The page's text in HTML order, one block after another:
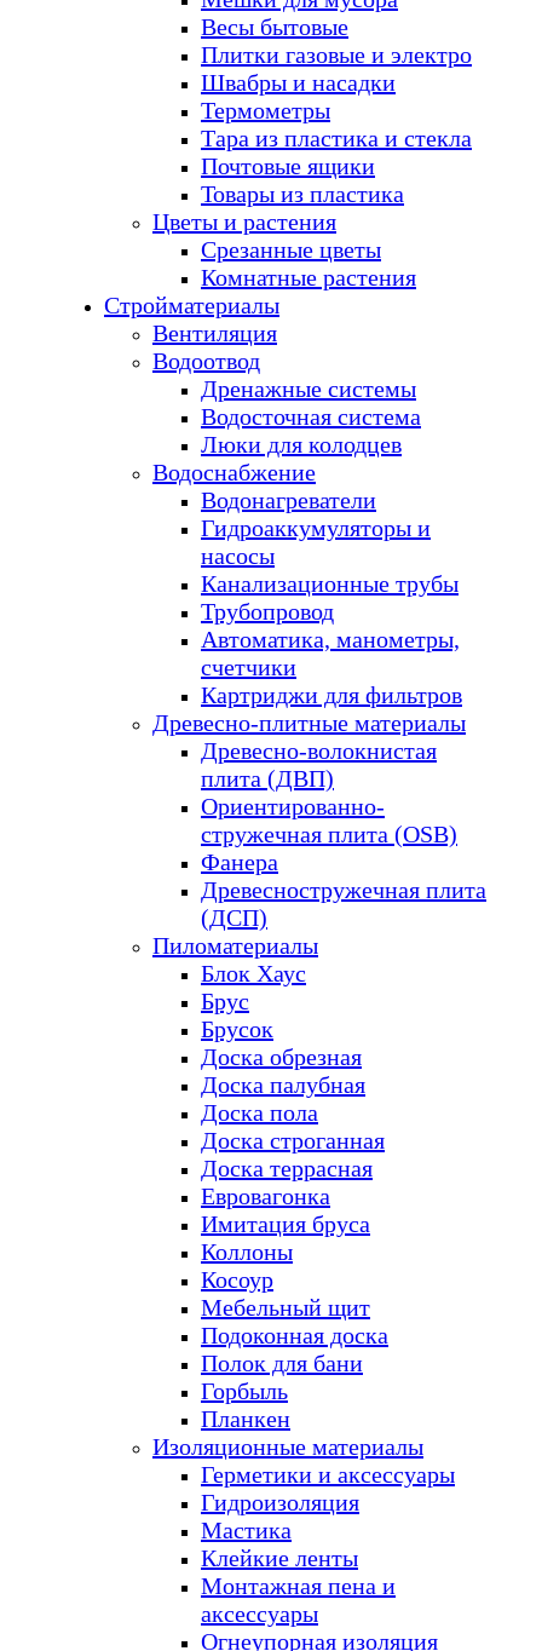
Весы бытовые
Плитки газовые и электро
Швабры и насадки
Термометры
Тара из пластика и стекла
Почтовые ящики
Товары из пластика
Цветы и растения
Срезанные цветы
Комнатные растения
Стройматериалы
Вентиляция
Водоотвод
Дренажные системы
Водосточная система
Люки для колодцев
Водоснабжение
Водонагреватели
Гидроаккумуляторы и
насосы
Канализационные трубы
Трубопровод
Автоматика, манометры,
счетчики
Картриджи для фильтров
Древесно-плитные материалы
Древесно-волокнистая
плита (ДВП)
Ориентированно-
стружечная плита (OSB)
Фанера
Древесностружечная плита
(ДСП)
Пиломатериалы
Блок Хаус
Брус
Брусок
Доска обрезная
Доска палубная
Доска пола
Доска строганная
Доска террасная
Евровагонка
Имитация бруса
Коллоны
Косоур
Мебельный щит
Подоконная доска
Полок для бани
Горбыль
Планкен
Изоляционные материалы
Герметики и аксессуары
Гидроизоляция
Мастика
Клейкие ленты
Монтажная пена и
аксессуары
Огнеупорная изоляция